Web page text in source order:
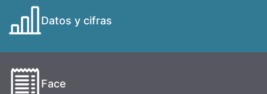
Datos y cifras
Face